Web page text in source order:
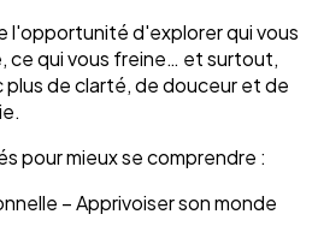
l'opportunité d'explorer qui vous
ce qui vous freine… et surtout,
de clarté, de douceur et de
pour mieux se comprendre :
– Apprivoiser son monde